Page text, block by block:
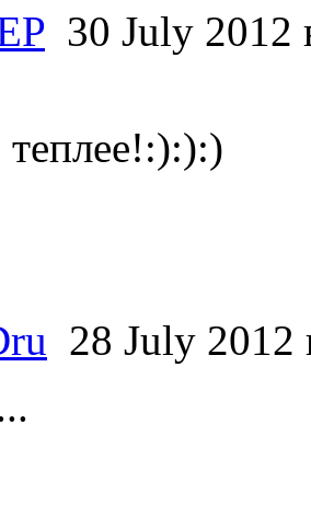
30 July 2012
теплее!:):):)
28 July 2012